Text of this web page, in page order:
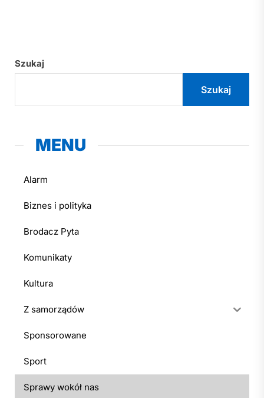
Szukaj
Szukaj
MENU
Alarm
Biznes i polityka
Brodacz Pyta
Komunikaty
Kultura
Z samorządów
Sponsorowane
Sport
Sprawy wokół nas